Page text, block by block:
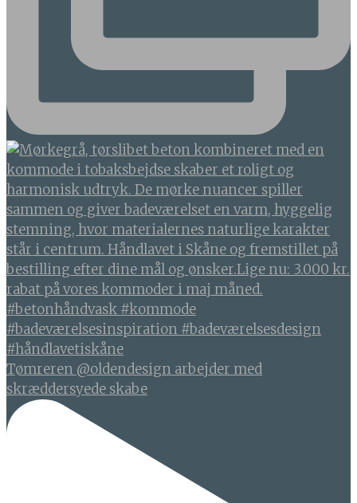
Tømreren @oldendesign arbejder med
skræddersyede skabe